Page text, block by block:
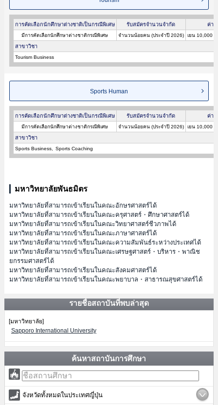
การคัดเลือกนักศึกษาต่างชาติเป็นกรณีพิเศษ รับสมัครจำนวนจำกัด ค่า
มีการคัดเลือกนักศึกษาต่างชาติกรณีพิเศษ จำนวนน้อยคน (ประจำปี 2026) เยน 10,000 (
สาขาวิชา
Tourism Business
Sports Human
การคัดเลือกนักศึกษาต่างชาติเป็นกรณีพิเศษ รับสมัครจำนวนจำกัด ค่า
มีการคัดเลือกนักศึกษาต่างชาติกรณีพิเศษ จำนวนน้อยคน (ประจำปี 2026) เยน 10,000 (
สาขาวิชา
Sports Business Sports Coaching
มหาวิทยาลัยพันธมิตร
มหาวิทยาลัยที่สามารถเข้าเรียนในคณะอักษรศาสตร์ได้
มหาวิทยาลัยที่สามารถเข้าเรียนในคณะครุศาสตร์・ศึกษาศาสตร์ได้
มหาวิทยาลัยที่สามารถเข้าเรียนในคณะวิทยาศาสตร์ชีวภาพได้
มหาวิทยาลัยที่สามารถเข้าเรียนในคณะภาษาศาสตร์ได้
มหาวิทยาลัยที่สามารถเข้าเรียนในคณะความสัมพันธ์ระหว่างประเทศได้
มหาวิทยาลัยที่สามารถเข้าเรียนในคณะเศรษฐศาสตร์・บริหาร・พาณิช
ยกรรมศาสตร์ได้
มหาวิทยาลัยที่สามารถเข้าเรียนในคณะสังคมศาสตร์ได้
มหาวิทยาลัยที่สามารถเข้าเรียนในคณะพยาบาล・สาธารณสุขศาสตร์ได้
รายชื่อสถาบันที่พบล่าสุด
[มหาวิทยาลัย]
Sapporo International University
ค้นหาสถาบันการศึกษา
จังหวัดทั้งหมดในประเทศญี่ปุ่น